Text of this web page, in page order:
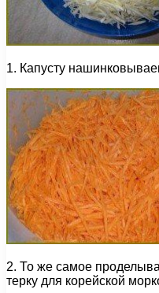
1. Капусту
2. То же самое
терку для корейской